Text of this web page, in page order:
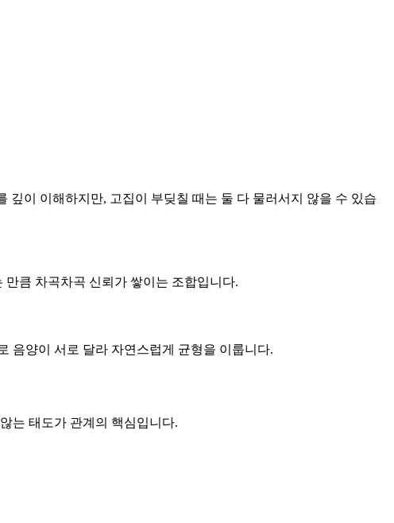
이 이해하지만, 고집이 부딪칠 때는 둘 다 물러서지 않을 수 있습
큼 차곡차곡 신뢰가 쌓이는 조합입니다.
음양이 서로 달라 자연스럽게 균형을 이룹니다.
는 태도가 관계의 핵심입니다.